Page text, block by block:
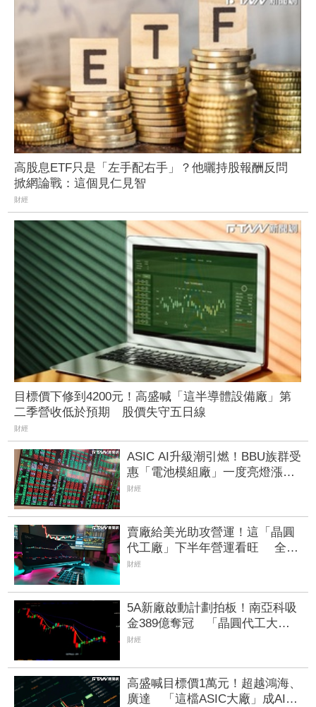
高股息ETF只是「左手配右手」？他曬持股報酬反問
掀網論戰：這個見仁見智
財經
目標價下修到4200元！高盛喊「這半導體設備廠」第
二季營收低於預期 股價失守五日線
財經
ASIC AI升級潮引燃！BBU族群受
惠「電池模組廠」一度亮燈漲
停 順達、加百裕噴半根
財經
賣廠給美光助攻營運！這「晶圓
代工廠」下半年營運看旺 全年
EPS估達5.68元轉盈
財經
5A新廠啟動計劃拍板！南亞科吸
金389億奪冠 「晶圓代工大
廠」未來展望看俏、挑戰連5紅
財經
高盛喊目標價1萬元！超越鴻海、
廣達 「這檔ASIC大廠」成AI新